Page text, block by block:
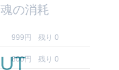
の消耗
999円 残り 0
800円 残り 0